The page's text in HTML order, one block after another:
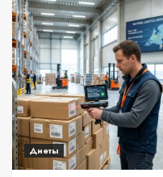
Диеты